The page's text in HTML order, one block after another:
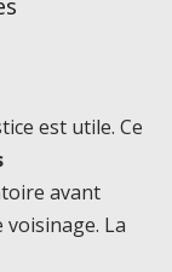
est utile. Ce
avant
La